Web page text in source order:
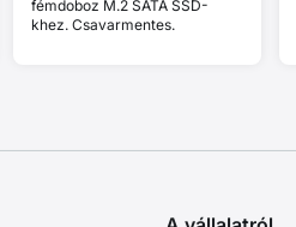
fémdoboz M.2 SATA SSD-
khez. Csavarmentes.